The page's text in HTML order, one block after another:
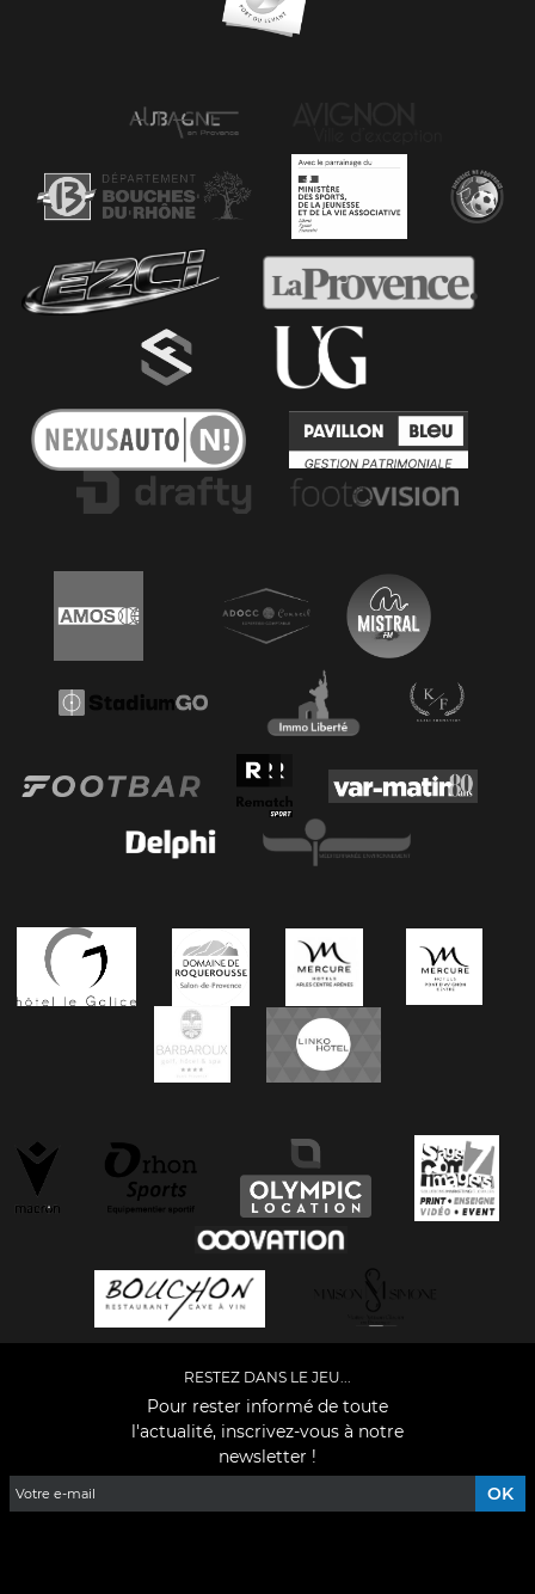
RESTEZ DANS LE JEU...
Pour rester informé de toute
l'actualité, inscrivez-vous à notre
newsletter !